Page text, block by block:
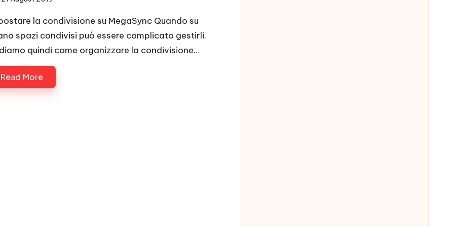
la condivisione su MegaSync Quando su
spazi condivisi può essere complicato gestirli.
quindi come organizzare la condivisione…
Read More